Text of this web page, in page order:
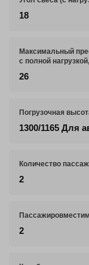
18
Максимальный
с полной
26
Погрузочная
1300/1165 Для
Количество
2
2